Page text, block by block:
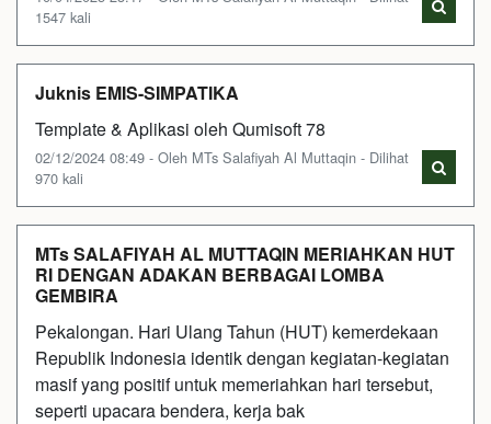
1547 kali
Juknis EMIS-SIMPATIKA
Template & Aplikasi oleh Qumisoft 78
02/12/2024 08:49 - Oleh MTs Salafiyah Al Muttaqin - Dilihat
970 kali
MTs SALAFIYAH AL MUTTAQIN MERIAHKAN HUT
RI DENGAN ADAKAN BERBAGAI LOMBA
GEMBIRA
Pekalongan. Hari Ulang Tahun (HUT) kemerdekaan
Republik Indonesia identik dengan kegiatan-kegiatan
masif yang positif untuk memeriahkan hari tersebut,
seperti upacara bendera, kerja bak